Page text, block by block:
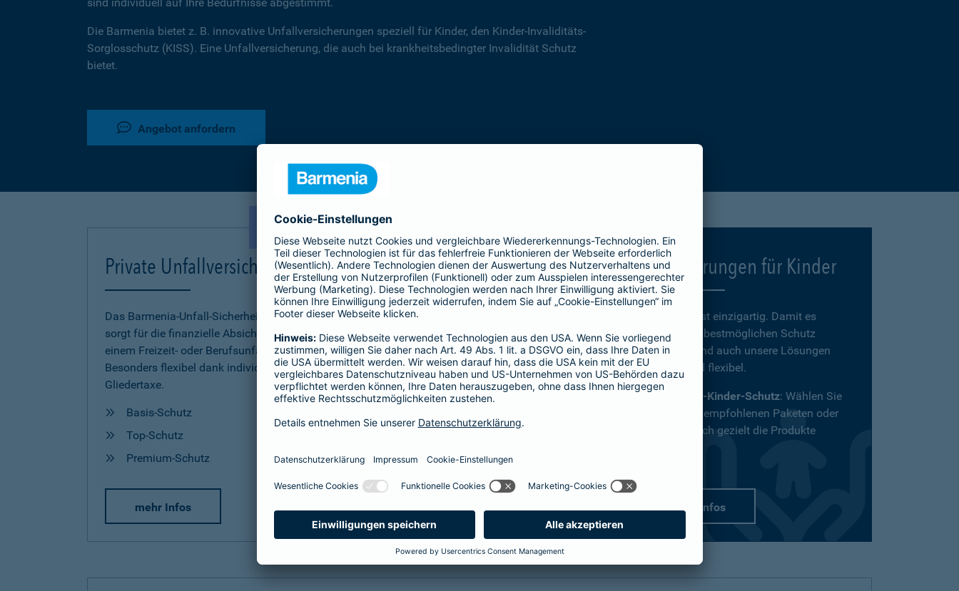
Die Barmenia bietet z. B. innovative Unfallversicherungen speziell für Kinder, den Kinder-Invaliditäts-
Sorglosschutz (KISS). Eine Unfallversicherung, die auch bei krankheitsbedingter Invalidität Schutz
bietet.
Angebot anfordern
NEU!
Private Unfallversicherung
Das Barmenia-Unfall-Sicherheitskonzept
sorgt für die finanzielle Absicherung nach
einem Freizeit- oder Berufsunfall.
Besonders flexibel dank individueller
Gliedertaxe.
Basis-Schutz
Top-Schutz
Premium-Schutz
mehr Infos
Kinder-Invaliditätsschutz
Der Kinder-Invaliditäts-Sorglos-Schutz
(KISS) sichert die finanzielle und soziale
Zukunft Ihrer Kinder bei
krankheits- oder
unfallbedingter Invalidität
Reha-Management inklusive
mehr Infos
Versicherungen für Kinder
Jedes Kind ist einzigartig. Damit es
definitiv den bestmöglichen Schutz
bekommt, sind auch unsere Lösungen
vielfältig und flexibel.
Passend-für-Kinder-Schutz: Wählen Sie
aus unseren empfohlenen Paketen oder
stellen Sie sich gezielt die Produkte
mehr Infos